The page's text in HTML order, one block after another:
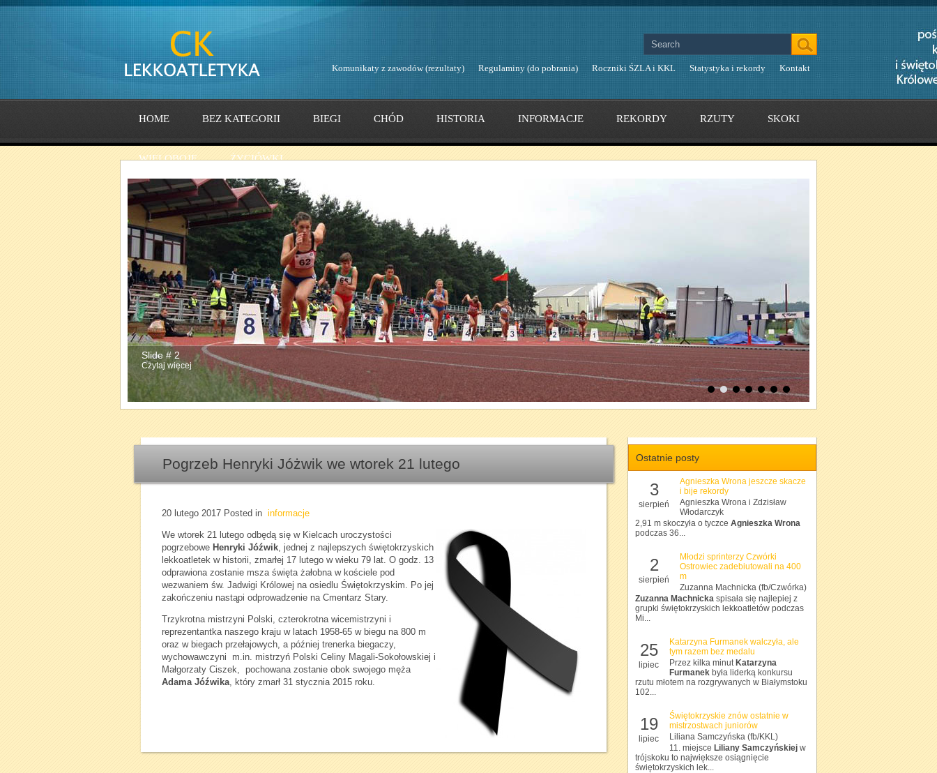
Komunikaty z zawodów (rezultaty) Regulaminy (do pobrania) Roczniki ŚZLA i KKL Statystyka i rekordy Kontakt
HOME BEZ KATEGORII BIEGI CHÓD HISTORIA INFORMACJE REKORDY RZUTY SKOKI
WIELOBOJE ŻYCIÓWKI
Slide # 2
Czytaj więcej
1 2 3 5 6 7
Ostatnie posty
3
sierpień
Agnieszka Wrona jeszcze skacze
i bije rekordy
Agnieszka Wrona i Zdzisław
Włodarczyk
2,91 m skoczyła o tyczce Agnieszka Wrona
podczas 36...
2
sierpień
Młodzi sprinterzy Czwórki
Ostrowiec zadebiutowali na 400
m
Zuzanna Machnicka (fb/Czwórka)
Zuzanna Machnicka spisała się najlepiej z
grupki świętokrzyskich lekkoatletów podczas
Mi...
25
lipiec
Katarzyna Furmanek walczyła, ale
tym razem bez medalu
Przez kilka minut Katarzyna
Furmanek była liderką konkursu
rzutu młotem na rozgrywanych w Białymstoku
102...
19
lipiec
Świętokrzyskie znów ostatnie w
mistrzostwach juniorów
Liliana Samczyńska (fb/KKL)
11. miejsce Liliany Samczyńskiej w
trójskoku to największe osiągnięcie
świętokrzyskich lek...
Pogrzeb Henryki Jóżwik we wtorek 21 lutego
20 lutego 2017 Posted in informacje
We wtorek 21 lutego odbędą się w Kielcach uroczystości
pogrzebowe Henryki Jóźwik, jednej z najlepszych świętokrzyskich
lekkoatletek w historii, zmarłej 17 lutego w wieku 79 lat. O godz. 13
odprawiona zostanie msza święta żałobna w kościele pod
wezwaniem św. Jadwigi Królowej na osiedlu Świętokrzyskim. Po jej
zakończeniu nastąpi odprowadzenie na Cmentarz Stary.
Trzykrotna mistrzyni Polski, czterokrotna wicemistrzyni i
reprezentantka naszego kraju w latach 1958-65 w biegu na 800 m
oraz w biegach przełajowych, a później trenerka biegaczy,
wychowawczyni m.in. mistrzyń Polski Celiny Magali-Sokołowskiej i
Małgorzaty Ciszek, pochowana zostanie obok swojego męża
Adama Jóźwika, który zmarł 31 stycznia 2015 roku.